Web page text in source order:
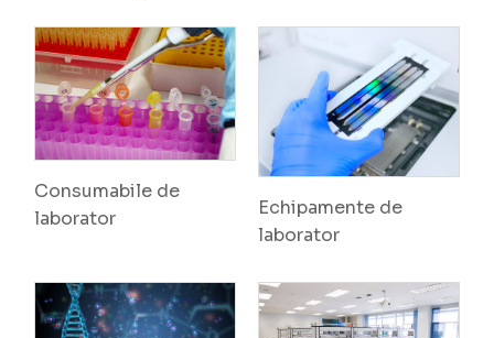
Consumabile de
laborator
Echipamente de
laborator